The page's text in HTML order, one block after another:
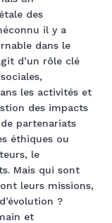
des
il y a
dans le
d’un rôle clé
les activités et
des impacts
partenariats
éthiques ou
le
Mais qui sont
leurs missions,
?
et